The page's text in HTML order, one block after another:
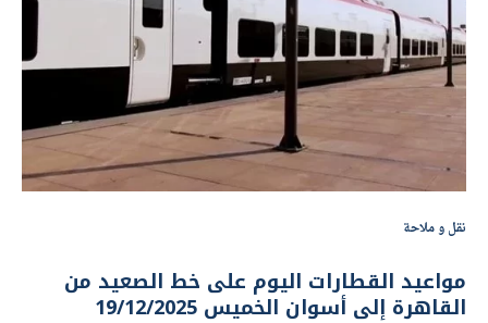
نقل و ملاحة
مواعيد القطارات اليوم على خط الصعيد من
القاهرة إلى أسوان الخميس 19/12/2025